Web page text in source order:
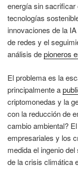
energía sin
tecnologías
innovaciones de la
de redes y el
análisis depioneros
El problema es la
principalmente a
criptomonedas y la
con la reducción de
cambio ambiental?
empresariales y los
medida el ingenio
de la crisis climática